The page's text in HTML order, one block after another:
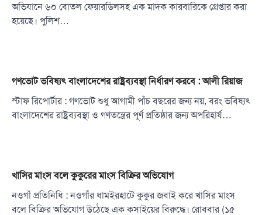
অভিযানে ৬০ বোতল ফেয়ারডিলসহ এক মাদক কারবারিকে গ্রেপ্তার করা
হয়েছে। পুলিশ…
গণভোট ভবিষ্যৎ বাংলাদেশের রাষ্ট্রব্যবস্থা নির্ধারণ করবে : আলী রিয়াজ
স্টাফ রিপোর্টার : গণভোট শুধু আগামী পাঁচ বছরের জন্য নয়, বরং ভবিষ্যৎ
বাংলাদেশের রাষ্ট্রব্যবস্থা ও গণতন্ত্রের পূর্ণ প্রতিষ্ঠার জন্য অপরিহার্য…
খাসির মাংস বলে কুকুরের মাংস বিক্রির অভিযোগ
নওগাঁ প্রতিনিধি : নওগাঁর ধামইরহাটে কুকুর জবাই করে খাসির মাংস
বলে বিক্রির অভিযোগ উঠেছে এক কসাইয়ের বিরুদ্ধে। রোববার (১৫